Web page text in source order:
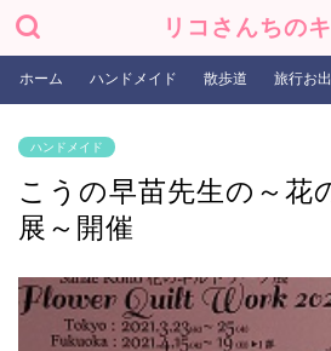
リコさんちの
ホーム ハンドメイド 散歩道 旅行お
ハンドメイド
こうの早苗先生の～花
展～開催